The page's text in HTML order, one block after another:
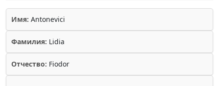
Имя: Antonevici
Фамилия: Lidia
Отчество: Fiodor